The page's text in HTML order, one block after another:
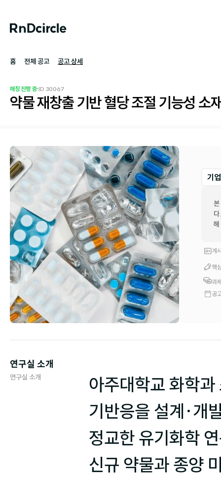
매칭 진행 중·ID 30067
약물 재창출 기반 혈당 조절 기능성 소
기
본
해
게
핵
과
공
연구실 소개
연구실 소개
아주대학교 화학
기반응을 설계·개
정교한 유기화학
신규 약물과 종양
홈 전체 공고 공고 상세